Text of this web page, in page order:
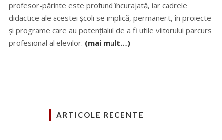
profesor-părinte este profund încurajată, iar cadrele
didactice ale acestei școli se implică, permanent, în proiecte
și programe care au potențialul de a fi utile viitorului parcurs
profesional al elevilor. (mai mult…)
ARTICOLE RECENTE